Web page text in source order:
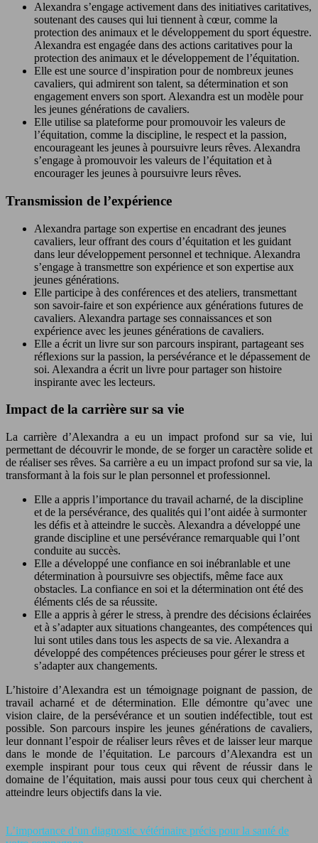
Alexandra s’engage activement dans des initiatives caritatives,
soutenant des causes qui lui tiennent à cœur, comme la
protection des animaux et le développement du sport équestre.
Alexandra est engagée dans des actions caritatives pour la
protection des animaux et le développement de l’équitation.
Elle est une source d’inspiration pour de nombreux jeunes
cavaliers, qui admirent son talent, sa détermination et son
engagement envers son sport. Alexandra est un modèle pour
les jeunes générations de cavaliers.
Elle utilise sa plateforme pour promouvoir les valeurs de
l’équitation, comme la discipline, le respect et la passion,
encourageant les jeunes à poursuivre leurs rêves. Alexandra
s’engage à promouvoir les valeurs de l’équitation et à
encourager les jeunes à poursuivre leurs rêves.
Transmission de l’expérience
Alexandra partage son expertise en encadrant des jeunes
cavaliers, leur offrant des cours d’équitation et les guidant
dans leur développement personnel et technique. Alexandra
s’engage à transmettre son expérience et son expertise aux
jeunes générations.
Elle participe à des conférences et des ateliers, transmettant
son savoir-faire et son expérience aux générations futures de
cavaliers. Alexandra partage ses connaissances et son
expérience avec les jeunes générations de cavaliers.
Elle a écrit un livre sur son parcours inspirant, partageant ses
réflexions sur la passion, la persévérance et le dépassement de
soi. Alexandra a écrit un livre pour partager son histoire
inspirante avec les lecteurs.
Impact de la carrière sur sa vie
La carrière d’Alexandra a eu un impact profond sur sa vie, lui
permettant de découvrir le monde, de se forger un caractère solide et
de réaliser ses rêves. Sa carrière a eu un impact profond sur sa vie, la
transformant à la fois sur le plan personnel et professionnel.
Elle a appris l’importance du travail acharné, de la discipline
et de la persévérance, des qualités qui l’ont aidée à surmonter
les défis et à atteindre le succès. Alexandra a développé une
grande discipline et une persévérance remarquable qui l’ont
conduite au succès.
Elle a développé une confiance en soi inébranlable et une
détermination à poursuivre ses objectifs, même face aux
obstacles. La confiance en soi et la détermination ont été des
éléments clés de sa réussite.
Elle a appris à gérer le stress, à prendre des décisions éclairées
et à s’adapter aux situations changeantes, des compétences qui
lui sont utiles dans tous les aspects de sa vie. Alexandra a
développé des compétences précieuses pour gérer le stress et
s’adapter aux changements.
L’histoire d’Alexandra est un témoignage poignant de passion, de
travail acharné et de détermination. Elle démontre qu’avec une
vision claire, de la persévérance et un soutien indéfectible, tout est
possible. Son parcours inspire les jeunes générations de cavaliers,
leur donnant l’espoir de réaliser leurs rêves et de laisser leur marque
dans le monde de l’équitation. Le parcours d’Alexandra est un
exemple inspirant pour tous ceux qui rêvent de réussir dans le
domaine de l’équitation, mais aussi pour tous ceux qui cherchent à
atteindre leurs objectifs dans la vie.
L’importance d’un diagnostic vétérinaire précis pour la santé de